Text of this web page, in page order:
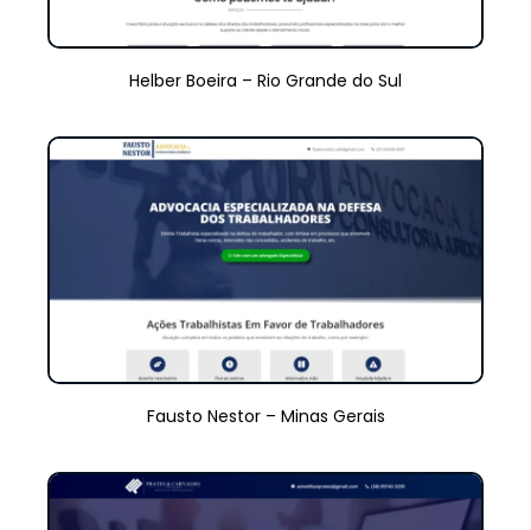
Helber Boeira – Rio Grande do Sul
Fausto Nestor – Minas Gerais